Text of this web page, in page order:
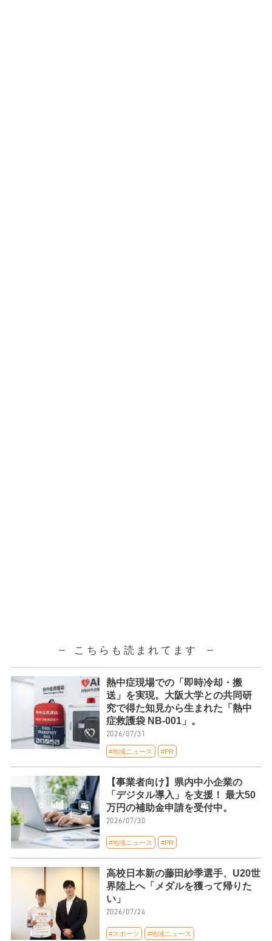
こちらも読まれてます
熱中症現場での「即時冷却・搬
送」を実現。大阪大学との共同研
究で得た知見から生まれた「熱中
症救護袋 NB-001」。
2026/07/31
#地域ニュース #PR
【事業者向け】県内中小企業の
「デジタル導入」を支援！ 最大50
万円の補助金申請を受付中。
2026/07/30
#地域ニュース #PR
高校日本新の藤田紗季選手、U20世
界陸上へ「メダルを獲って帰りた
い」
2026/07/24
#スポーツ #地域ニュース